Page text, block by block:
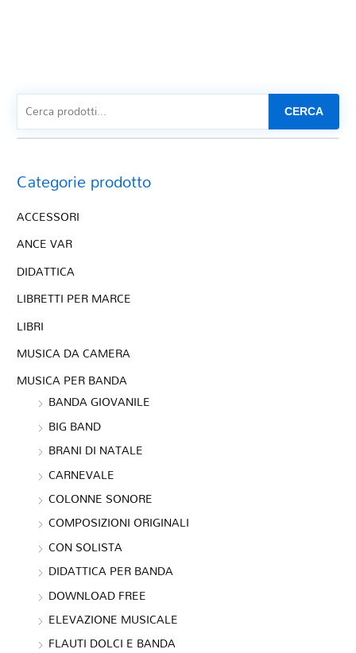
CERCA
Categorie prodotto
ACCESSORI
ANCE VAR
DIDATTICA
LIBRETTI PER MARCE
LIBRI
MUSICA DA CAMERA
MUSICA PER BANDA
BANDA GIOVANILE
BIG BAND
BRANI DI NATALE
CARNEVALE
COLONNE SONORE
COMPOSIZIONI ORIGINALI
CON SOLISTA
DIDATTICA PER BANDA
DOWNLOAD FREE
ELEVAZIONE MUSICALE
FLAUTI DOLCI E BANDA